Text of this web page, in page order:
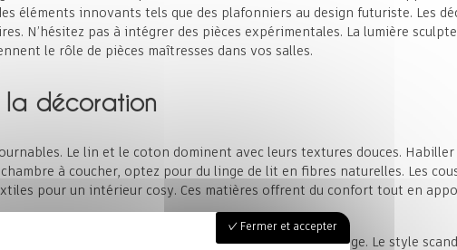
éléments innovants tels que des plafonniers au design futuriste. Les
N’hésitez pas à intégrer des pièces expérimentales. La lumière sculpte
le rôle de pièces maîtresses dans vos salles.
la décoration
Le lin et le coton dominent avec leurs textures douces. Habiller
à coucher, optez pour du linge de lit en fibres naturelles. Les
pour un intérieur cosy. Ces matières offrent du confort tout en
imprimés. Trouvez des tissus pastel pour une déco vintage. Le style
Fermer et accepter